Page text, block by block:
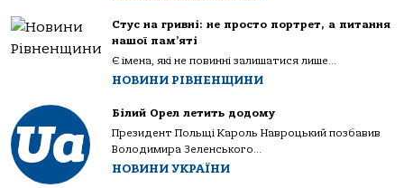
Стус на гривні: не просто портрет, а питання
нашої пам’яті
Є імена, які не повинні залишатися лише...
НОВИНИ РІВНЕНЩИНИ
Білий Орел летить додому
Президент Польщі Кароль Навроцький позбавив
Володимира Зеленського...
НОВИНИ УКРАЇНИ